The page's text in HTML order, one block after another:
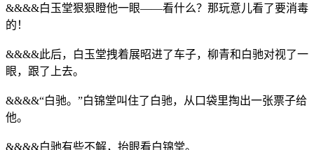
&&&&白玉堂狠狠瞪他一眼——看什么？那玩意儿看了要消毒
的！
&&&&此后，白玉堂拽着展昭进了车子，柳青和白驰对视了一
眼，跟了上去。
&&&&“白驰。”白锦堂叫住了白驰，从口袋里掏出一张票子给
他。
&&&&白驰有些不解，抬眼看白锦堂。